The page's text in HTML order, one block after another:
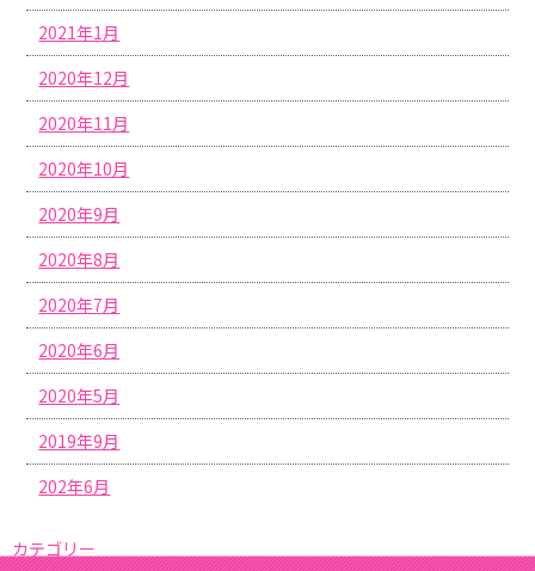
2021年1月
2020年12月
2020年11月
2020年10月
2020年9月
2020年8月
2020年7月
2020年6月
2020年5月
2019年9月
202年6月
カテゴリー